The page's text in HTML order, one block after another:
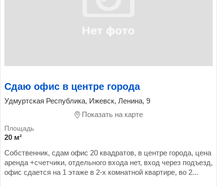
Сдаю офис в центре города
Удмуртская Республика, Ижевск, Ленина, 9
Показать на карте
20 м²
Собственник, сдам офис 20 квадратов, в центре города, цена
аренда +счетчики, отдельного входа нет, вход через подъезд,
офис сдается на 1 этаже в 2-х комнатной квартире, во 2...